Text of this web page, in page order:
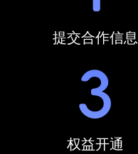
提交合作信息
权益开通